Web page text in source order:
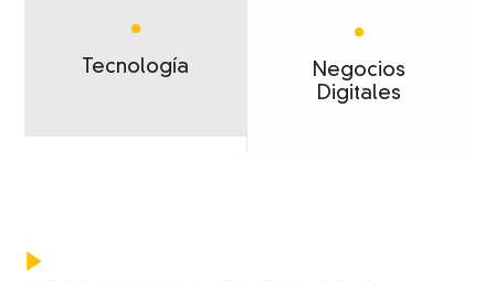
Tecnología
Negocios
Digitales